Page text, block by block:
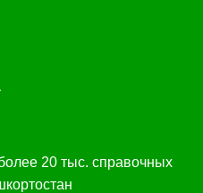
20 тыс. справочных